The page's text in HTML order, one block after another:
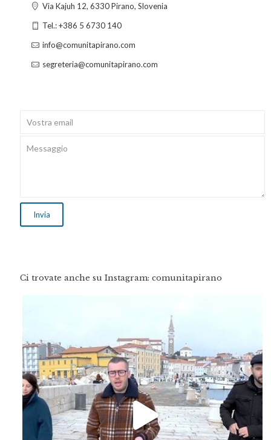
Via Kajuh 12, 6330 Pirano, Slovenia
Tel.: +386 5 6730 140
info@comunitapirano.com
segreteria@comunitapirano.com
Ci trovate anche su Instagram: comunitapirano